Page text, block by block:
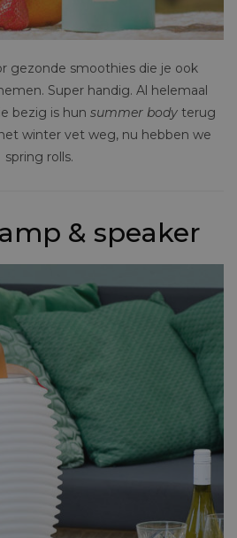
gezonde smoothies die je ook
Super handig. Al helemaal
bezig is hun summer body terug
winter vet weg, nu hebben we
spring rolls.
& speaker